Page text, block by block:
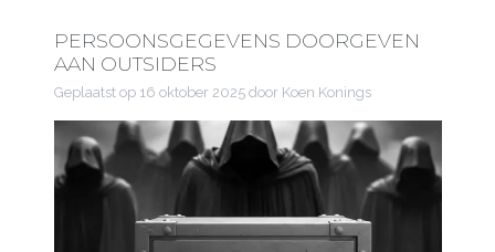
PERSOONSGEGEVENS DOORGEVEN
AAN OUTSIDERS
Geplaatst op 16 oktober 2025door Koen Konings